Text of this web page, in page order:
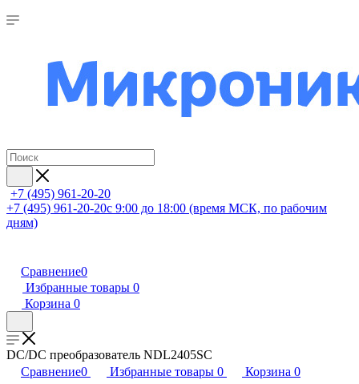
+7 (495) 961-20-20
+7 (495) 961-20-20с 9:00 до 18:00 (время МСК, по рабочим
дням)
Сравнение0
Избранные товары 0
Корзина 0
DC/DC преобразователь NDL2405SC
Сравнение0 Избранные товары 0 Корзина 0